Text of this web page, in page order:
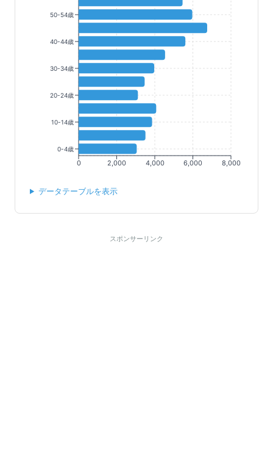
0 2,000 4,000 6,000 8,000
50-54歳
40-44歳
30-34歳
20-24歳
10-14歳
0-4歳
データテーブルを表示
スポンサーリンク